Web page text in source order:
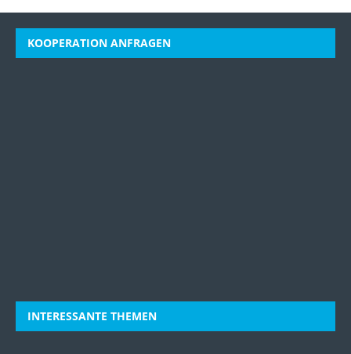
KOOPERATION ANFRAGEN
INTERESSANTE THEMEN